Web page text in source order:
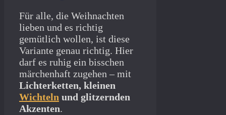
Für alle, die Weihnachten
lieben und es richtig
gemütlich wollen, ist diese
Variante genau richtig. Hier
darf es ruhig ein bisschen
märchenhaft zugehen – mit
Lichterketten, kleinen
Wichteln und glitzernden
Akzenten.